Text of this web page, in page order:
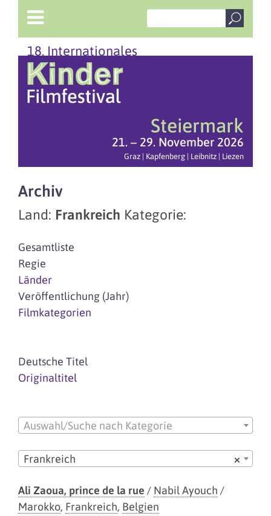
18. Internationales
Steiermark
21. – 29. November 2026
Graz | Kapfenberg | Leibnitz | Liezen
Archiv
Land: Frankreich Kategorie:
Gesamtliste
Regie
Länder
Veröffentlichung (Jahr)
Filmkategorien
Deutsche Titel
Originaltitel
Auswahl/Suche nach Kategorie
×
Frankreich
Ali Zaoua, prince de la rue / Nabil Ayouch /
Marokko, Frankreich, Belgien